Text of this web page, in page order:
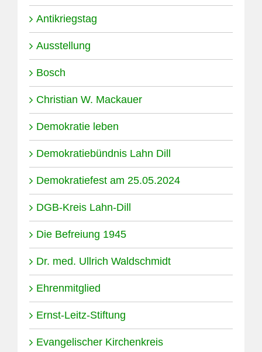
Antikriegstag
Ausstellung
Bosch
Christian W. Mackauer
Demokratie leben
Demokratiebündnis Lahn Dill
Demokratiefest am 25.05.2024
DGB-Kreis Lahn-Dill
Die Befreiung 1945
Dr. med. Ullrich Waldschmidt
Ehrenmitglied
Ernst-Leitz-Stiftung
Evangelischer Kirchenkreis